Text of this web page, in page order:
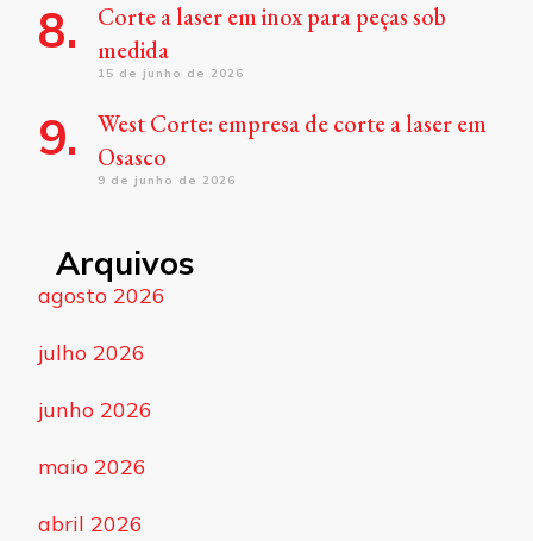
Corte a laser em inox para peças sob
medida
15 de junho de 2026
West Corte: empresa de corte a laser em
Osasco
9 de junho de 2026
Arquivos
agosto 2026
julho 2026
junho 2026
maio 2026
abril 2026